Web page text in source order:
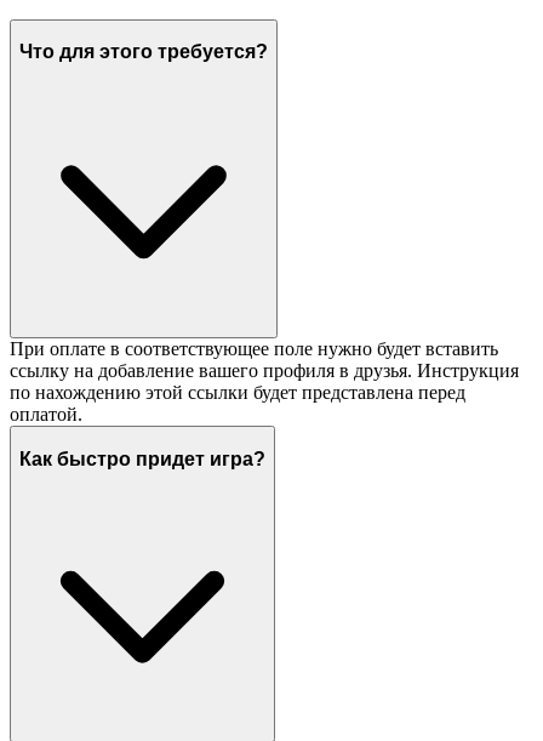
Что для этого требуется?
При оплате в соответствующее поле нужно будет вставить
ссылку на добавление вашего профиля в друзья. Инструкция
по нахождению этой ссылки будет представлена перед
оплатой.
Как быстро придет игра?